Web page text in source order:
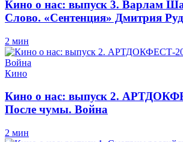
Кино о нас: выпуск 3. Варлам
Слово. «Сентенция» Дмитрия
2 мин
Кино
Кино о нас: выпуск 2.
После чумы. Война
2 мин